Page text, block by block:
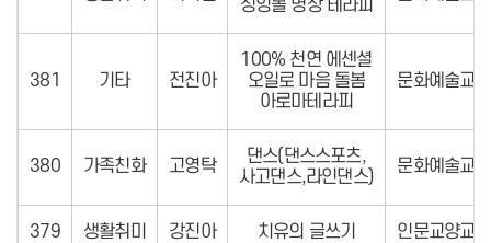
싱잉볼 명상 테라피
381 기타 전진아
100% 천연 에센셜
오일로 마음 돌봄
아로마테라피
문화예술교육
380 가족친화 고영탁
댄스(댄스스포츠,
사고댄스,라인댄스)
문화예술교육
379 생활취미 강진아 치유의 글쓰기 인문교양교육